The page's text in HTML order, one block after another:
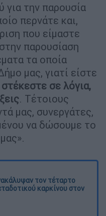
για την παρουσία
περνάτε και,
που είμαστε
παρουσίαση
τα οποία
μας, γιατί είστε
σε λόγια,
. Τέτοιους
μας, συνεργάτες,
να δώσουμε το
τον τέταρτο
καρκίνου στον